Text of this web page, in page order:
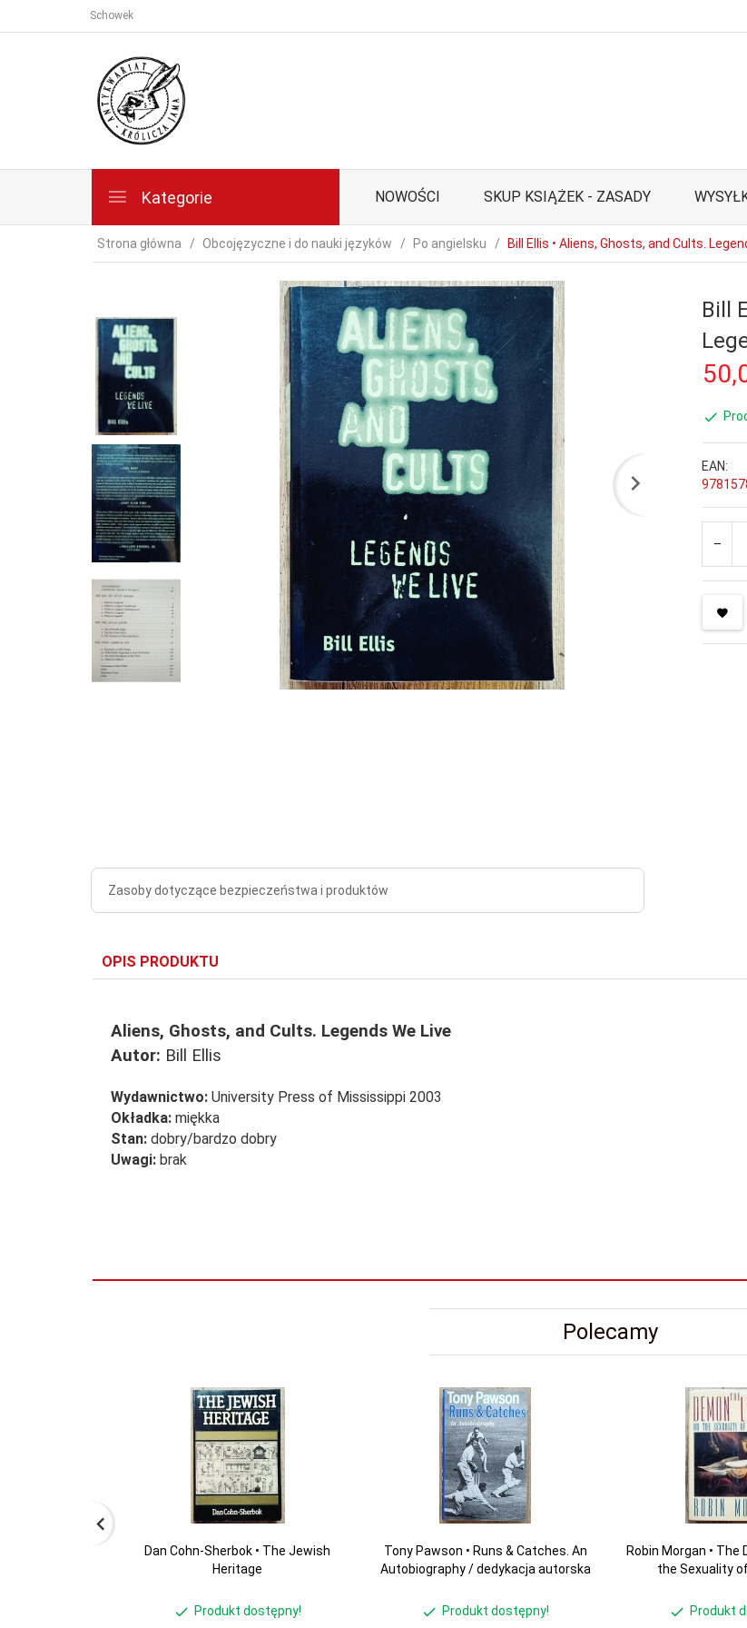
Schowek
Kategorie NOWOŚCI SKUP KSIĄŻEK - ZASADY
Strona główna Obcojęzyczne i do nauki języków Po angielsku Bill Ellis • Aliens, Ghosts, and Cults.
Zasoby dotyczące bezpieczeństwa i produktów
Bill
50,
EAN:
OPIS PRODUKTU
Aliens, Ghosts, and Cults. Legends We Live
Autor: Bill Ellis
Wydawnictwo: University Press of Mississippi 2003
Okładka: miękka
Stan: dobry/bardzo dobry
Uwagi: brak
Polecamy
Dan Cohn-Sherbok • The Jewish
Heritage
Produkt dostępny!
Tony Pawson • Runs & Catches. An
Autobiography / dedykacja autorska
Produkt dostępny!
Robin Morgan • The
the Sexuality
Produkt